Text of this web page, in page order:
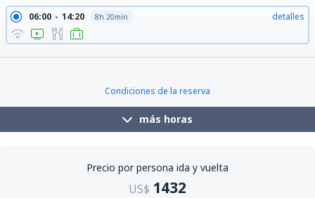
06:00 14:20 8h 20min detalles
Condiciones de la reserva
más horas
Precio por persona ida y vuelta
US$ 1432